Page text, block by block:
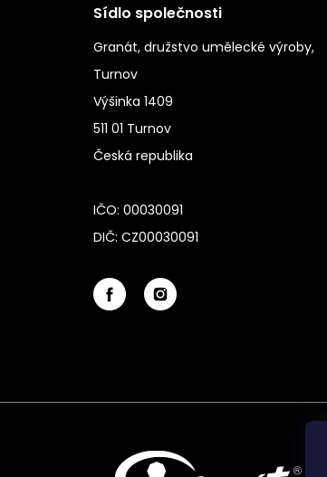
Sídlo společnosti
Granát, družstvo umělecké výroby,
Turnov
Výšinka 1409
511 01 Turnov
Česká republika
IČO: 00030091
DIČ: CZ00030091